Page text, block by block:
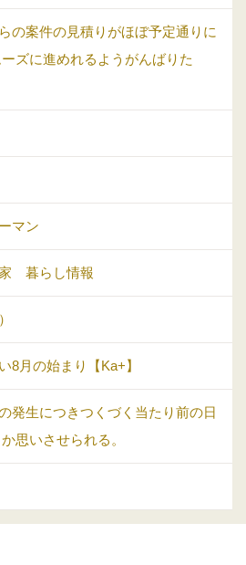
の案件の見積りがほぼ予定通りに
ズに進めれるようがんばりた
マン
暮らし情報
8月の始まり【Ka+】
発生につきつくづく当たり前の日
思いさせられる。